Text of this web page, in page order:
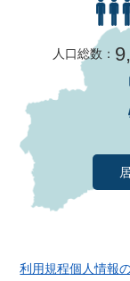
人口総数：
利用規程個人情報